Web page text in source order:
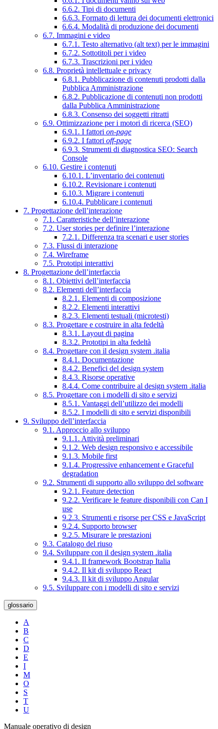
6.6.2. Tipi di documenti
6.6.3. Formato di lettura dei documenti elettronici
6.6.4. Modalità di produzione dei documenti
6.7. Immagini e video
6.7.1. Testo alternativo (alt text) per le immagini
6.7.2. Sottotitoli per i video
6.7.3. Trascrizioni per i video
6.8. Proprietà intellettuale e privacy
6.8.1. Pubblicazione di contenuti prodotti dalla
Pubblica Amministrazione
6.8.2. Pubblicazione di contenuti non prodotti
dalla Pubblica Amministrazione
6.8.3. Consenso dei soggetti ritratti
6.9. Ottimizzazione per i motori di ricerca (SEO)
6.9.1. I fattori on-page
6.9.2. I fattori off-page
6.9.3. Strumenti di diagnostica SEO: Search
Console
6.10. Gestire i contenuti
6.10.1. L’inventario dei contenuti
6.10.2. Revisionare i contenuti
6.10.3. Migrare i contenuti
6.10.4. Pubblicare i contenuti
7. Progettazione dell’interazione
7.1. Caratteristiche dell’interazione
7.2. User stories per definire l’interazione
7.2.1. Differenza tra scenari e user stories
7.3. Flussi di interazione
7.4. Wireframe
7.5. Prototipi interattivi
8. Progettazione dell’interfaccia
8.1. Obiettivi dell’interfaccia
8.2. Elementi dell’interfaccia
8.2.1. Elementi di composizione
8.2.2. Elementi interattivi
8.2.3. Elementi testuali (microtesti)
8.3. Progettare e costruire in alta fedeltà
8.3.1. Layout di pagina
8.3.2. Prototipi in alta fedeltà
8.4. Progettare con il design system .italia
8.4.1. Documentazione
8.4.2. Benefici del design system
8.4.3. Risorse operative
8.4.4. Come contribuire al design system .italia
8.5. Progettare con i modelli di sito e servizi
8.5.1. Vantaggi dell’utilizzo dei modelli
8.5.2. I modelli di sito e servizi disponibili
9. Sviluppo dell’interfaccia
9.1. Approccio allo sviluppo
9.1.1. Attività preliminari
9.1.2. Web design responsivo e accessibile
9.1.3. Mobile first
9.1.4. Progressive enhancement e Graceful
degradation
9.2. Strumenti di supporto allo sviluppo del software
9.2.1. Feature detection
9.2.2. Verificare le feature disponibili con Can I
use
9.2.3. Strumenti e risorse per CSS e JavaScript
9.2.4. Supporto browser
9.2.5. Misurare le prestazioni
9.3. Catalogo del riuso
9.4. Sviluppare con il design system .italia
9.4.1. Il framework Bootstrap Italia
9.4.2. Il kit di sviluppo React
9.4.3. Il kit di sviluppo Angular
9.5. Sviluppare con i modelli di sito e servizi
glossario
A
B
C
D
E
I
M
O
S
T
U
Manuale operativo di design